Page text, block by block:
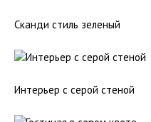
Сканди стиль зеленый
Интерьер с серой стеной